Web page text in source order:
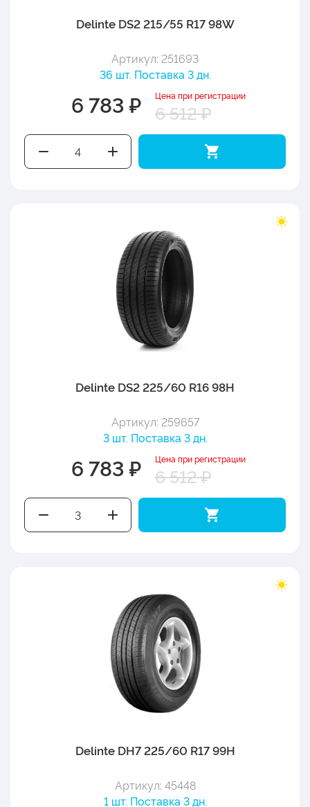
Delinte DS2 215/55 R17 98W
Артикул: 251693
36 шт. Поставка 3 дн.
6 783 ₽ Цена при регистрации
6 512 ₽
Delinte DS2 225/60 R16 98H
Артикул: 259657
3 шт. Поставка 3 дн.
6 783 ₽ Цена при регистрации
6 512 ₽
Delinte DH7 225/60 R17 99H
Артикул: 45448
1 шт. Поставка 3 дн.